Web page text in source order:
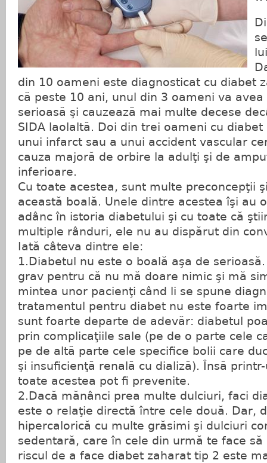
din 10 oameni este diagnosticat cu diabet
că peste 10 ani, unul din 3 oameni va
serioasă şi cauzează mai multe decese
SIDA laolaltă. Doi din trei oameni cu diabet
unui infarct sau a unui accident vascular
cauza majoră de orbire la adulţi şi de
inferioare.
Cu toate acestea, sunt multe preconcepţii
această boală. Unele dintre acestea îşi au
adânc în istoria diabetului şi cu toate că
multiple rânduri, ele nu au dispărut din
Iată câteva dintre ele:
1.Diabetul nu este o boală aşa de
grav pentru că nu mă doare nimic şi mă
mintea unor pacienţi când li se spune
tratamentul pentru diabet nu este foarte
sunt foarte departe de adevăr: diabetul
prin complicaţiile sale (pe de o parte cele
pe de altă parte cele specifice bolii care
şi insuficienţă renală cu dializă). Însă
toate acestea pot fi prevenite.
2.Dacă mănânci prea multe dulciuri, faci
este o relaţie directă între cele două. Dar,
hipercalorică cu multe grăsimi şi dulciuri
sedentară, care în cele din urmă te face
riscul de a face diabet zaharat tip 2 este